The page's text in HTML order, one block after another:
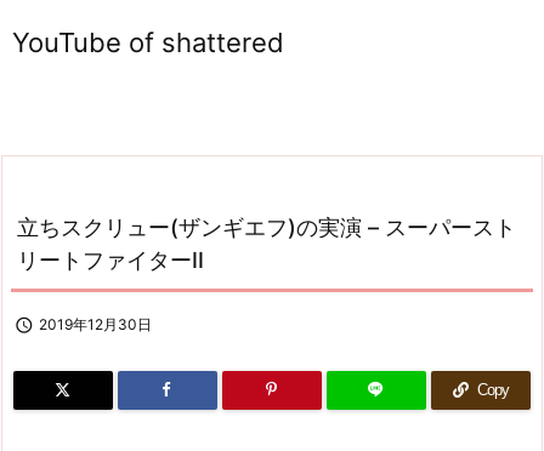
YouTube of shattered
立ちスクリュー(ザンギエフ)の実演 – スーパースト
リートファイターII
 2019年12月30日
Copy